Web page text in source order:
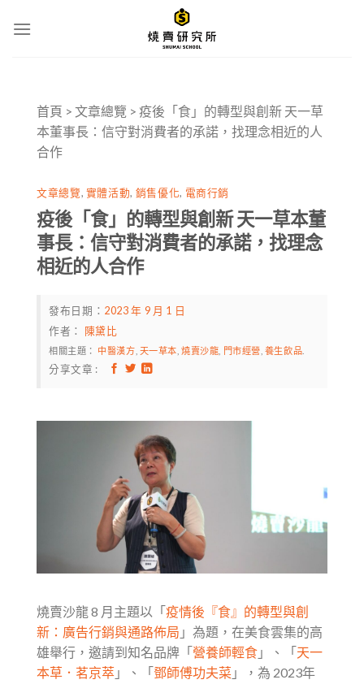
首頁 > 文章總覽 > 疫後「食」的轉型與創新 天一草
本董事長：信守對消費者的承諾，找理念相近的人
合作
文章總覽, 實體活動, 銷售優化, 電商行銷
疫後「食」的轉型與創新 天一草本董
事長：信守對消費者的承諾，找理念
相近的人合作
發布日期： 2023 年 9 月 1 日
作者： 陳黛比
相關主題： 中醫漢方 天一草本 ,燒賣沙龍 門市經營 養生飲品
分享文章 :
燒賣沙龍 8 月主題以「疫情後『食』的轉型與創
新：廣告行銷與通路佈局 」為題，在美食雲集的高
雄舉行，邀請到知名品牌「營養師輕食 」、「天一
本草．茗京萃 」、「鄧師傅功夫菜 」，為 2023年